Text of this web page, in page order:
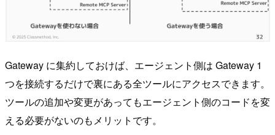
Gateway に集約しておけば、エージェント側は Gateway 1
つを接続するだけで裏にある全ツールにアクセスできます。
ツールの追加や変更があってもエージェント側のコードを変
える必要がないのもメリットです。